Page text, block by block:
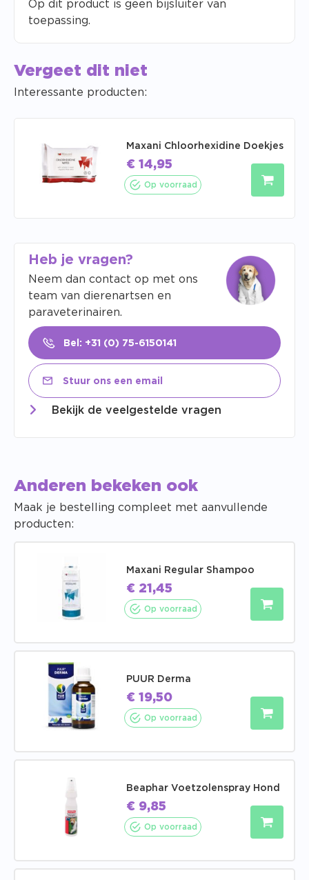
Op dit product is geen bijsluiter van
toepassing.
Vergeet dit niet
Interessante producten:
Maxani Chloorhexidine Doekjes
€ 14,95
Op voorraad
Heb je vragen?
Neem dan contact op met ons
team van dierenartsen en
paraveterinairen.
Bel: +31 (0) 75-6150141
Stuur ons een email
Bekijk de veelgestelde vragen
Anderen bekeken ook
Maak je bestelling compleet met aanvullende
producten:
Maxani Regular Shampoo
€ 21,45
Op voorraad
PUUR Derma
€ 19,50
Op voorraad
Beaphar Voetzolenspray Hond
€ 9,85
Op voorraad